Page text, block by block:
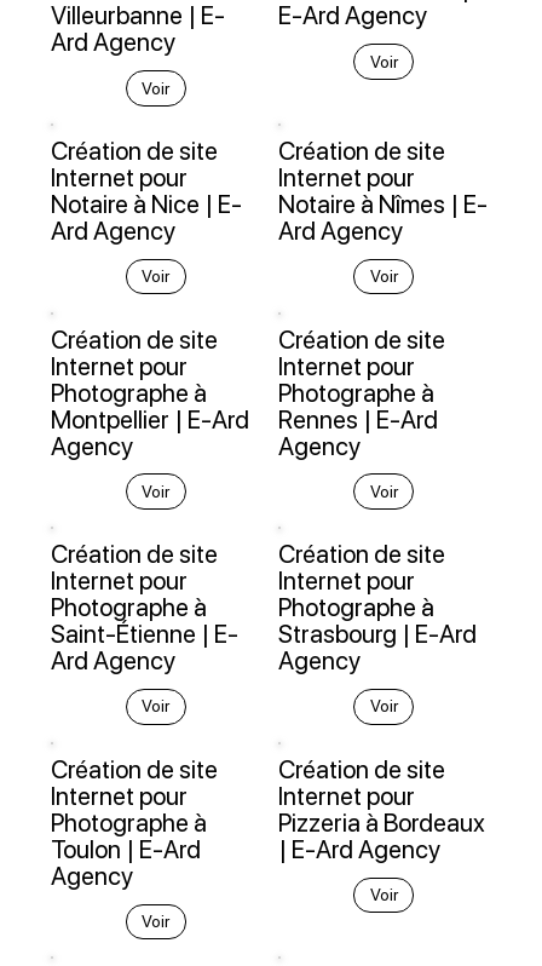
Villeurbanne | E-
Ard Agency
Voir
E-Ard Agency
Voir
Création de site
Internet pour
Notaire à Nice | E-
Ard Agency
Voir
Création de site
Internet pour
Notaire à Nîmes | E-
Ard Agency
Voir
Création de site
Internet pour
Photographe à
Montpellier | E-Ard
Agency
Voir
Création de site
Internet pour
Photographe à
Rennes | E-Ard
Agency
Voir
Création de site
Internet pour
Photographe à
Saint-Étienne | E-
Ard Agency
Voir
Création de site
Internet pour
Photographe à
Strasbourg | E-Ard
Agency
Voir
Création de site
Internet pour
Photographe à
Toulon | E-Ard
Agency
Voir
Création de site
Internet pour
Pizzeria à Bordeaux
| E-Ard Agency
Voir